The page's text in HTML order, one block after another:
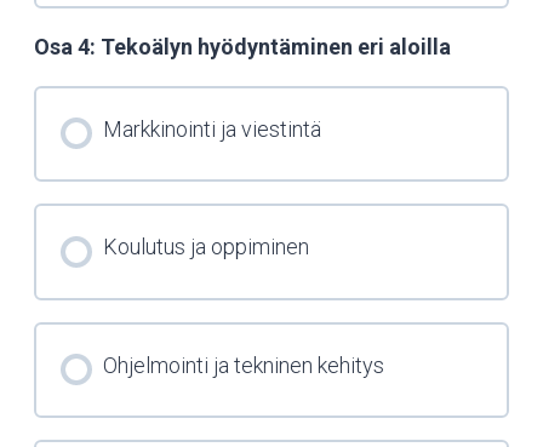
Osa 4: Tekoälyn hyödyntäminen eri aloilla
Markkinointi ja viestintä
Koulutus ja oppiminen
Ohjelmointi ja tekninen kehitys